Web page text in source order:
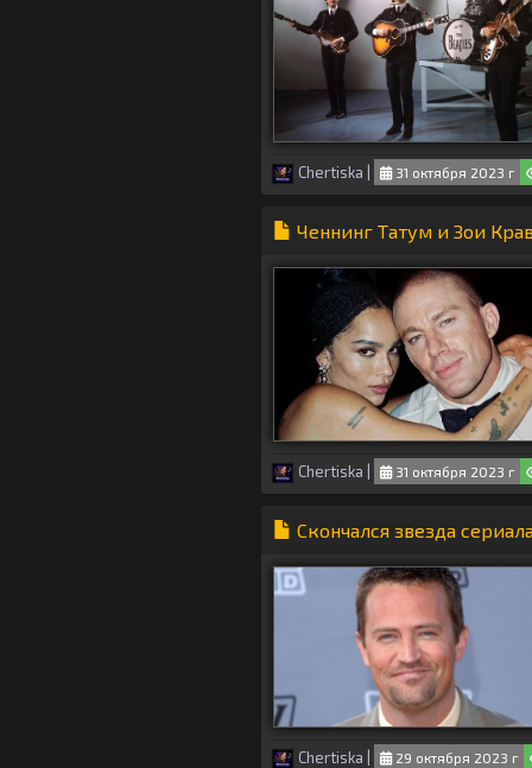
Chertiska 31 октября 2023 г
Ченнинг Татум и Зои
Chertiska 31 октября 2023 г
Скончался звезда
Chertiska | 29 октября 2023 г